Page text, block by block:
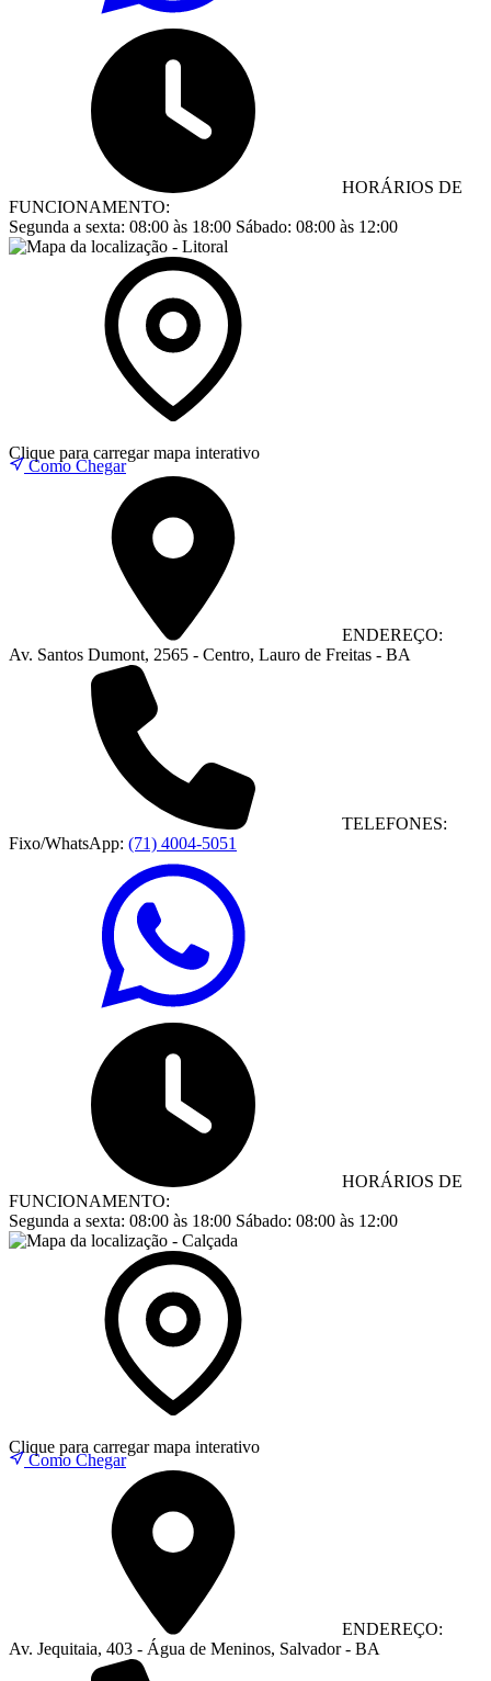
HORÁRIOS DE
FUNCIONAMENTO:
Segunda a sexta: 08:00 às 18:00 Sábado: 08:00 às 12:00
Clique para carregar mapa interativo
Como Chegar
ENDEREÇO:
Av. Santos Dumont, 2565 - Centro, Lauro de Freitas - BA
TELEFONES:
Fixo/WhatsApp: (71) 4004-5051
HORÁRIOS DE
FUNCIONAMENTO:
Segunda a sexta: 08:00 às 18:00 Sábado: 08:00 às 12:00
Clique para carregar mapa interativo
Como Chegar
ENDEREÇO:
Av. Jequitaia, 403 - Água de Meninos, Salvador - BA